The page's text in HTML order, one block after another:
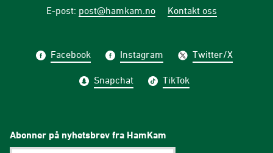
E-post: post@hamkam.no Kontakt oss
Facebook Instagram Twitter/X
Snapchat TikTok
Abonner på nyhetsbrev fra HamKam